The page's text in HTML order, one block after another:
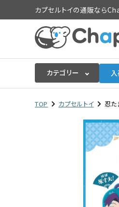
カプセルトイの通販なら
カテゴリー
ログイン
入荷スケジュールを
TOP カプセルトイ 忍た